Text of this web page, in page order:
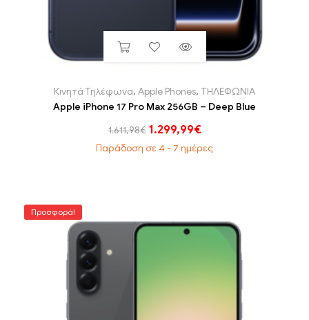
Κινητά Τηλέφωνα, Apple Phones, ΤΗΛΕΦΩΝΙΑ
Apple iPhone 17 Pro Max 256GB – Deep Blue
1.611,98€ 1.299,99€
Παράδοση σε 4 - 7 ημέρες
Προσφορά!